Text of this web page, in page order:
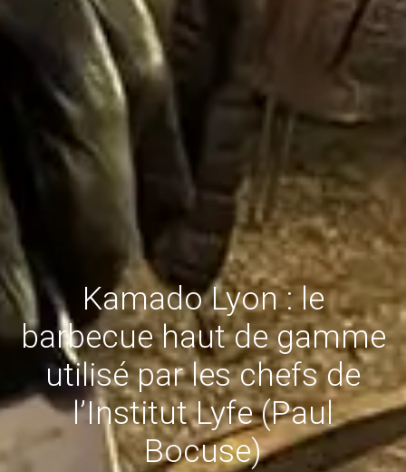
Kamado Lyon : le
barbecue haut de gamme
utilisé par les chefs de
l’Institut Lyfe (Paul
Bocuse)